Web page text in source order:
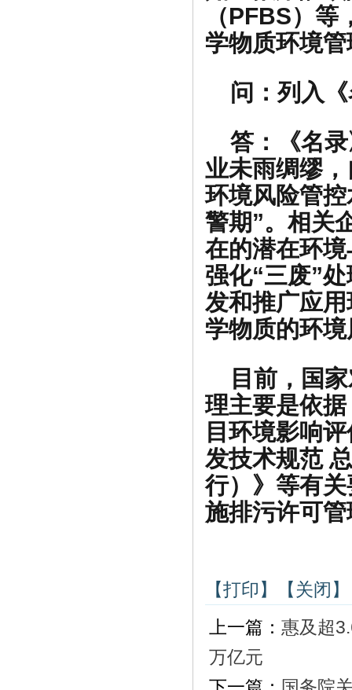
（PFBS）
学物质环境
问：列入
答：
《名
业未雨绸缪
环境风险管
警期”。相关
在的潜在环
强化“三废”
发和推广应
学物质的环
目前，国
理主要是依
目环境影响
发技术规范
行）》等有
施排污许可
【打印】
【关闭】
上一篇： 惠及超
万亿元